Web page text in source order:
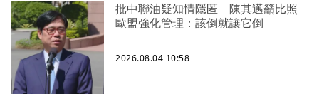
批中聯油疑知情隱匿 陳其邁籲比照
歐盟強化管理：該倒就讓它倒
2026.08.04 10:58